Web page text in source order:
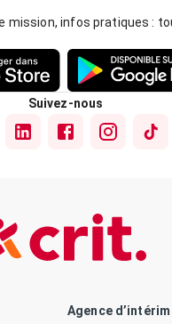
mission, infos pratiques :
Suivez-nous
Agence d’intérim